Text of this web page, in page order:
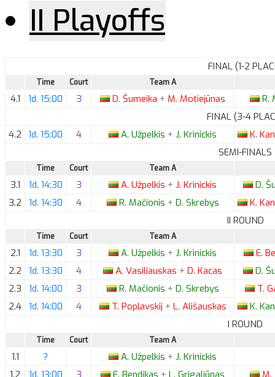
II Playoffs
FINAL (1-2
Time Court Team A
4.1 1d. 15:00 3 D. Šumeika + M. Motiejūnas R.
FINAL (3-4
4.2 1d. 15:00 4 A. Užpelkis + J. Krinickis K.
SEMI-FINALS
Time Court Team A
3.1 1d. 14:30 3 A. Užpelkis + J. Krinickis D.
3.2
1d. 14:30 4 R. Mačionis + D. Skrebys K.
II ROUND
Time Court Team A
2.1 1d. 13:30 3 A. Užpelkis + J. Krinickis E.
2.2
1d. 13:30 4 A. Vasiliauskas + D. Kacas D.
2.3
1d. 14:00 3 R. Mačionis + D. Skrebys T.
2.4 1d. 14:00 4 T. Poplavskij + L. Ališauskas K.
I ROUND
Time Court Team A
1.1 ? A. Užpelkis + J. Krinickis
1.2
1d. 13:00 3 E. Bendikas + L. Grigaliūnas M.